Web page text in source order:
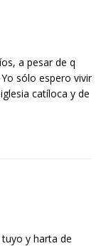
a pesar de q
sólo espero vivir
catíloca y de
y harta de